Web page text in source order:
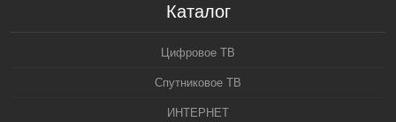
Каталог
Цифровое ТВ
Спутниковое ТВ
ИНТЕРНЕТ